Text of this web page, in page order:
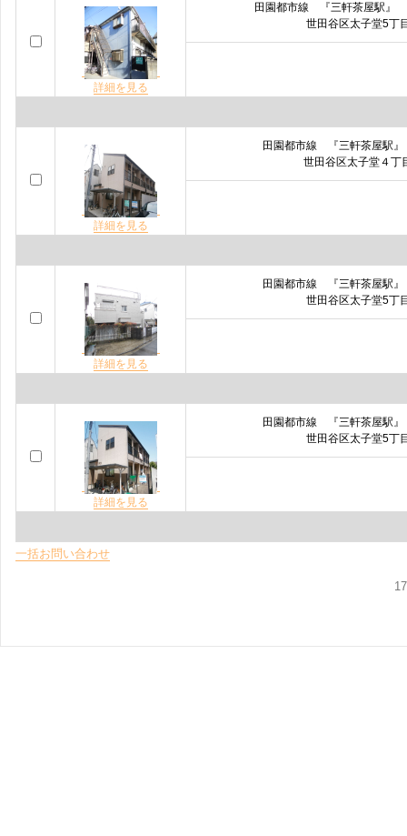
詳細を見る
田園都市線 『三軒茶屋駅
世田谷区太子堂5丁
詳細を見る
田園都市線 『三軒茶屋駅
世田谷区太子堂４丁
詳細を見る
田園都市線 『三軒茶屋駅
世田谷区太子堂5丁
詳細を見る
田園都市線 『三軒茶屋駅
世田谷区太子堂5丁
一括お問い合わせ